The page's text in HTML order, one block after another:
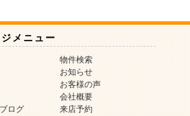
メニュー
物件検索
お知らせ
お客様の声
会社概要
ログ
来店予約